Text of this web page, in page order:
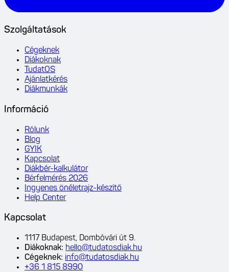
Szolgáltatások
Cégeknek
Diákoknak
TudatOS
Ajánlatkérés
Diákmunkák
Információ
Rólunk
Blog
GYIK
Kapcsolat
Diákbér-kalkulátor
Bérfelmérés 2026
Ingyenes önéletrajz-készítő
Help Center
Kapcsolat
1117 Budapest, Dombóvári út 9.
Diákoknak: hello@tudatosdiak.hu
Cégeknek: info@tudatosdiak.hu
+36 1 815 8990